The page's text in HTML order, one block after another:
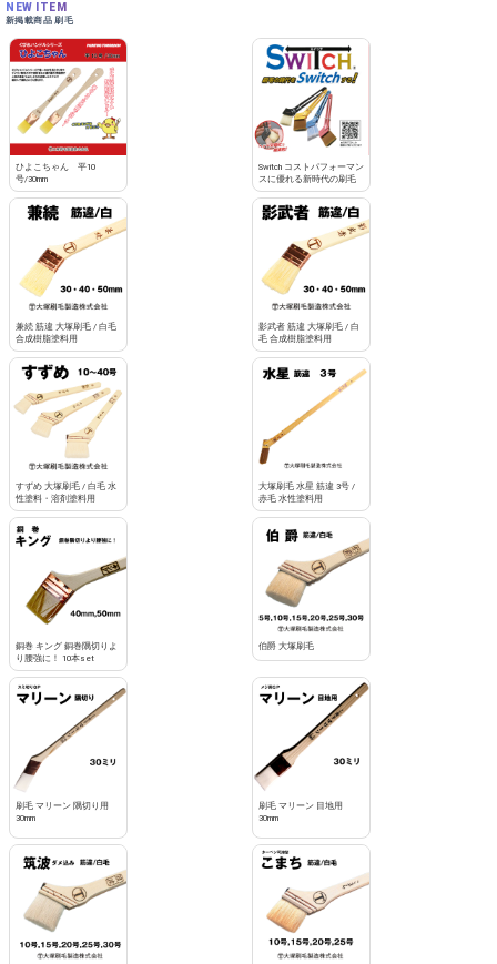
NEW ITEM
新掲載商品 刷毛
ひよこちゃん 平10
号/30mm
Switch コストパフォーマン
スに優れる新時代の刷毛
兼続 筋違 大塚刷毛 / 白毛
合成樹脂塗料用
影武者 筋違 大塚刷毛 / 白
毛 合成樹脂塗料用
すずめ 大塚刷毛 / 白毛 水
性塗料・溶剤塗料用
大塚刷毛 水星 筋違 3号 /
赤毛 水性塗料用
銅巻 キング 銅巻隅切りよ
り腰強に！ 10本set
伯爵 大塚刷毛
刷毛 マリーン 隅切り用
30mm
刷毛 マリーン 目地用
30mm